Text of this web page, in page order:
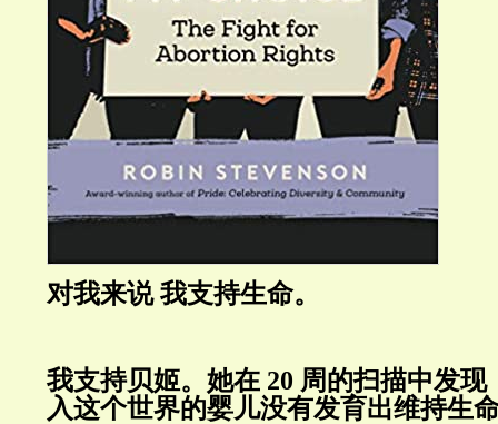
对我来说 我支持生命。
我支持贝姬。她在 20 周的扫描中发现
入这个世界的婴儿没有发育出维持生